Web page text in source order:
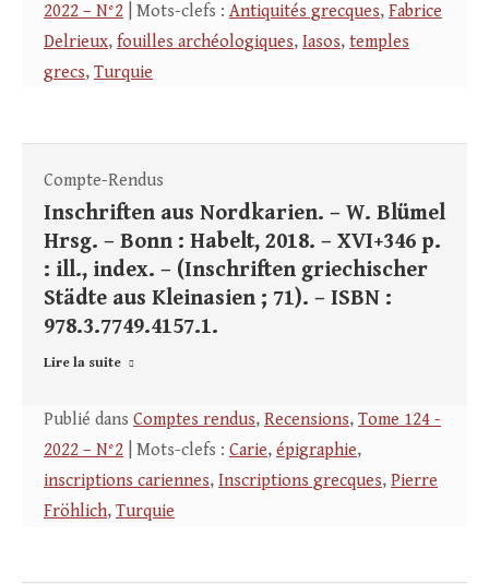
2022 – N°2 | Mots-clefs : Antiquités grecques, Fabrice
Delrieux, fouilles archéologiques, Iasos, temples
grecs, Turquie
Compte-Rendus
Inschriften aus Nordkarien. – W. Blümel
Hrsg. – Bonn : Habelt, 2018. – XVI+346 p.
: ill., index. – (Inschriften griechischer
Städte aus Kleinasien ; 71). – ISBN :
978.3.7749.4157.1.
Lire la suite
Publié dans Comptes rendus, Recensions, Tome 124 -
2022 – N°2 | Mots-clefs : Carie, épigraphie,
inscriptions cariennes, Inscriptions grecques, Pierre
Fröhlich, Turquie